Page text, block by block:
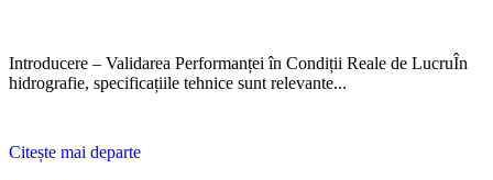
Introducere – Validarea Performanței în Condiții Reale de LucruÎn
hidrografie, specificațiile tehnice sunt relevante...
Citește mai departe